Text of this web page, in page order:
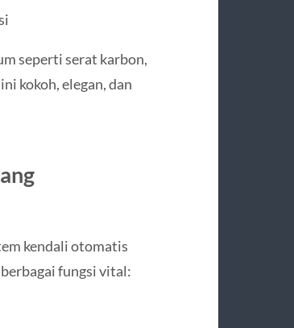
seperti serat karbon,
kokoh, elegan, dan
kendali otomatis
fungsi vital: